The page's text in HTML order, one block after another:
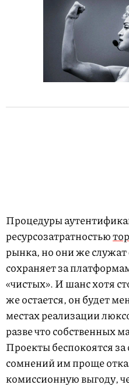
Процедуры
ресурсозатратностью
рынка, но они же
сохраняет за
«чистых». И шанс хотя
же остается, он будет
местах реализации
разве что собственных
Проекты беспокоятся
сомнений им проще
комиссионную выгоду,